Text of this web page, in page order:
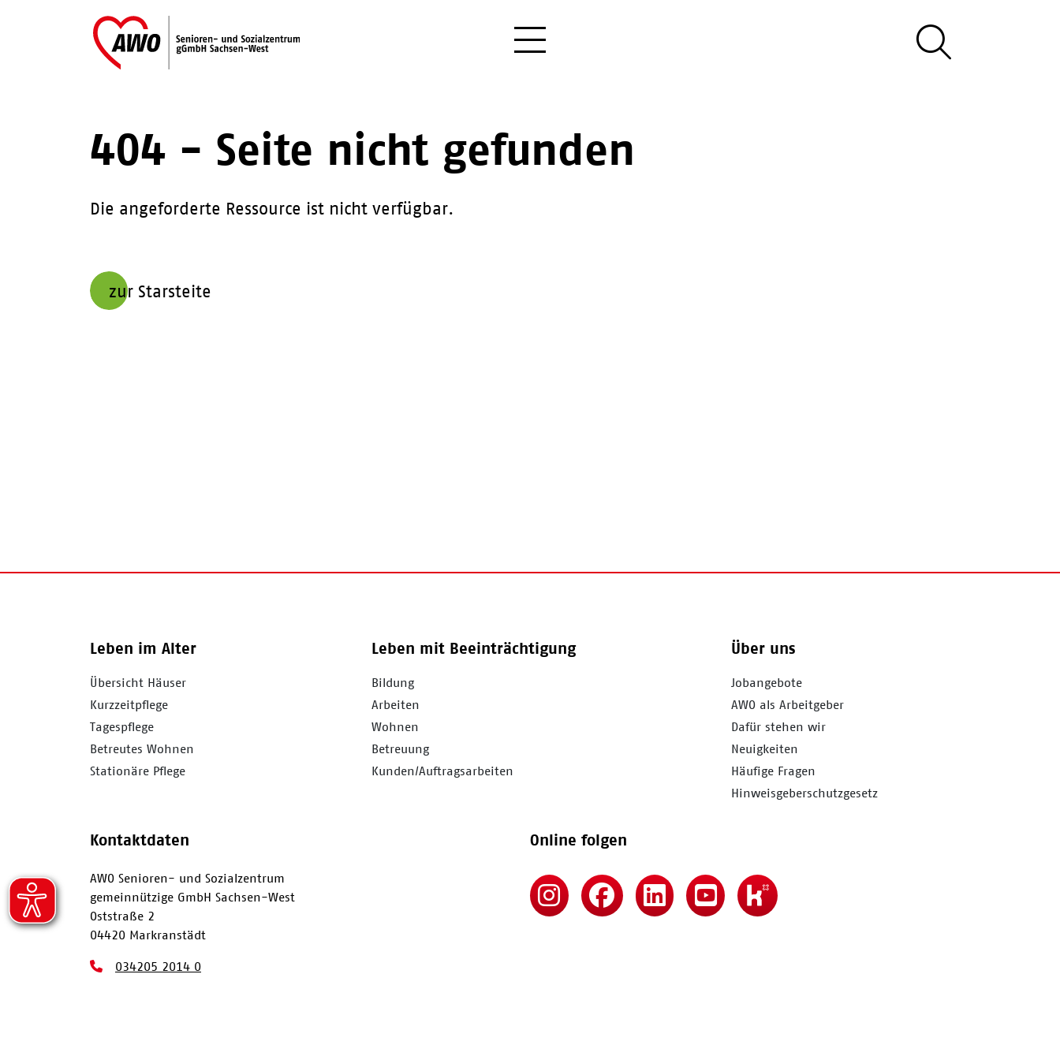
404 - Seite nicht gefunden
Die angeforderte Ressource ist nicht verfügbar.
zur Starsteite
Leben im Alter
Übersicht Häuser
Kurzzeitpflege
Tagespflege
Betreutes Wohnen
Stationäre Pflege
Leben mit Beeinträchtigung
Bildung
Arbeiten
Wohnen
Betreuung
Kunden/Auftragsarbeiten
Über uns
Jobangebote
AWO als Arbeitgeber
Dafür stehen wir
Neuigkeiten
Häufige Fragen
Hinweisgeberschutzgesetz
Kontaktdaten
AWO Senioren- und Sozialzentrum
gemeinnützige GmbH Sachsen-West
Oststraße 2
04420 Markranstädt
034205 2014 0
Online folgen